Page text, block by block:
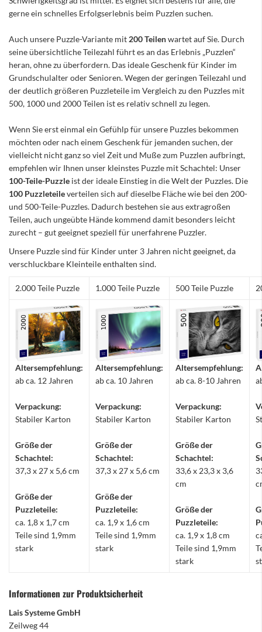
gerne ein schnelles Erfolgserlebnis beim Puzzlen suchen.
Auch unsere Puzzle-Variante mit 200 Teilenwartet auf Sie. Durch
seine übersichtliche Teilezahl führt es an das Erlebnis „Puzzlen“
heran, ohne zu überfordern. Das ideale Geschenk für Kinder im
Grundschulalter oder Senioren. Wegen der geringen Teilezahl und
der deutlich größeren Puzzleteile im Vergleich zu den Puzzles mit
500, 1000 und 2000 Teilen ist es relativ schnell zu legen.
Wenn Sie erst einmal ein Gefühlp für unsere Puzzles bekommen
möchten oder nach einem Geschenk für jemanden suchen, der
vielleicht nicht ganz so viel Zeit und Muße zum Puzzlen aufbringt,
empfehlen wir Ihnen unser kleinstes Puzzle mit Schachtel: Unser
100-Teile-Puzzle ist der ideale Einstieg in die Welt der Puzzles. Die
100 Puzzleteileverteilen sich auf dieselbe Fläche wie bei den 200-
und 500-Teile-Puzzles. Dadurch bestehen sie aus extragroßen
Teilen, auch ungeübte Hände kommend damit besonders leicht
zurecht – gut geeignet speziell für unerfahrene Puzzler.
Unsere Puzzle sind für Kinder unter 3 Jahren nicht geeignet, da
verschluckbare Kleinteile enthalten sind.
2.000 Teile Puzzle 1.000 Teile Puzzle 500 Teile Puzzle
Altersempfehlung:
ab ca. 12 Jahren
Verpackung:
Stabiler Karton
Größe der
Schachtel:
37,3 x 27 x 5,6 cm
Größe der
Puzzleteile:
ca. 1,8 x 1,7 cm
Teile sind 1,9mm
stark
Altersempfehlung:
ab ca. 10 Jahren
Verpackung:
Stabiler Karton
Größe der
Schachtel:
37,3 x 27 x 5,6 cm
Größe der
Puzzleteile:
ca. 1,9 x 1,6 cm
Teile sind 1,9mm
stark
Altersempfehlung:
ab ca. 8-10 Jahren
Verpackung:
Stabiler Karton
Größe der
Schachtel:
33,6 x 23,3 x 3,6
cm
Größe der
Puzzleteile:
ca. 1,9 x 1,8 cm
Teile sind 1,9mm
stark
Informationen zur Produktsicherheit
Lais Systeme GmbH
Zeilweg 44